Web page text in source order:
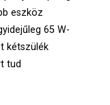
eszköz
65 W-
kétszülék
tud